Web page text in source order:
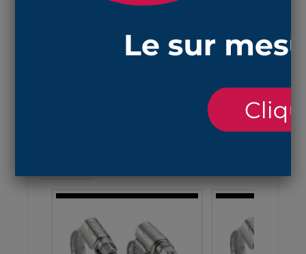
vous trouverez le collier de serrage adapté à la